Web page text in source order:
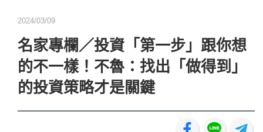
2024/03/09
名家專欄／投資「第一步」跟你想
的不一樣！不魯：找出「做得到」
的投資策略才是關鍵